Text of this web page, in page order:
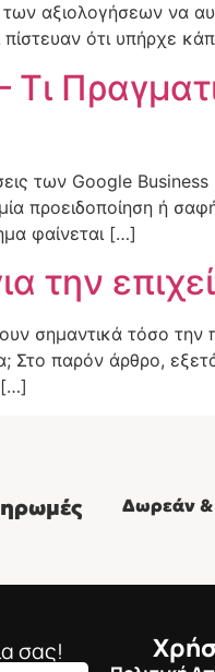
αξιολογήσεων να
πίστευαν ότι υπήρχε
των Google
προειδοποίηση ή
φαίνεται […]
την
σημαντικά τόσο
Στο παρόν άρθρο,
[…]
Δωρεάν &
σας!